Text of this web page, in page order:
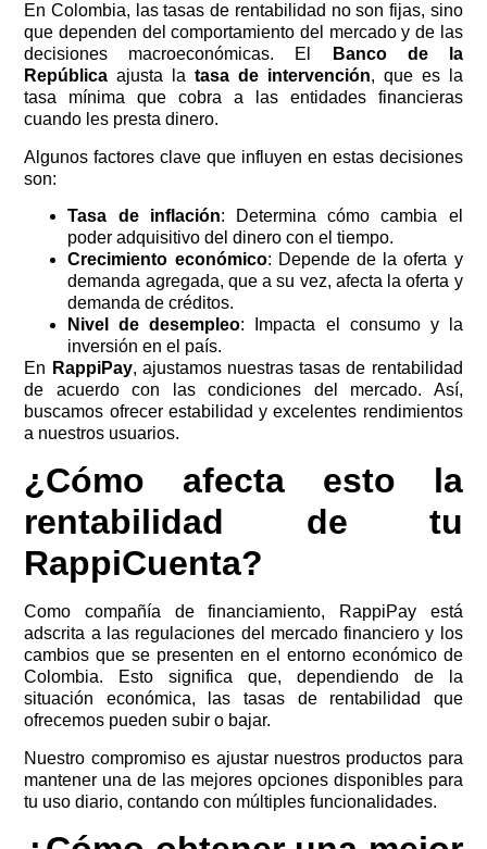
En Colombia, las tasas de rentabilidad no son fijas, sino
que dependen del comportamiento del mercado y de las
decisiones macroeconómicas. El
Banco de la
República ajusta latasa de intervención, que es la
tasa mínima que cobra a las entidades financieras
cuando les presta dinero.
Algunos factores clave que influyen en estas decisiones
son:
Tasa de inflación: Determina cómo cambia el
poder adquisitivo del dinero con el tiempo.
Crecimiento económico: Depende de la oferta y
demanda agregada, que a su vez, afecta la oferta y
demanda de créditos.
Nivel de desempleo: Impacta el consumo y la
inversión en el país.
En RappiPay, ajustamos nuestras tasas de rentabilidad
de acuerdo con las condiciones del mercado. Así,
buscamos ofrecer estabilidad y excelentes rendimientos
a nuestros usuarios.
¿Cómo afecta esto la
rentabilidad de tu
RappiCuenta?
Como compañía de financiamiento, RappiPay está
adscrita a las regulaciones del mercado financiero y los
cambios que se presenten en el entorno económico de
Colombia. Esto significa que, dependiendo de la
situación económica, las tasas de rentabilidad que
ofrecemos pueden subir o bajar.
Nuestro compromiso es ajustar nuestros productos para
mantener una de las mejores opciones disponibles para
tu uso diario, contando con múltiples funcionalidades.